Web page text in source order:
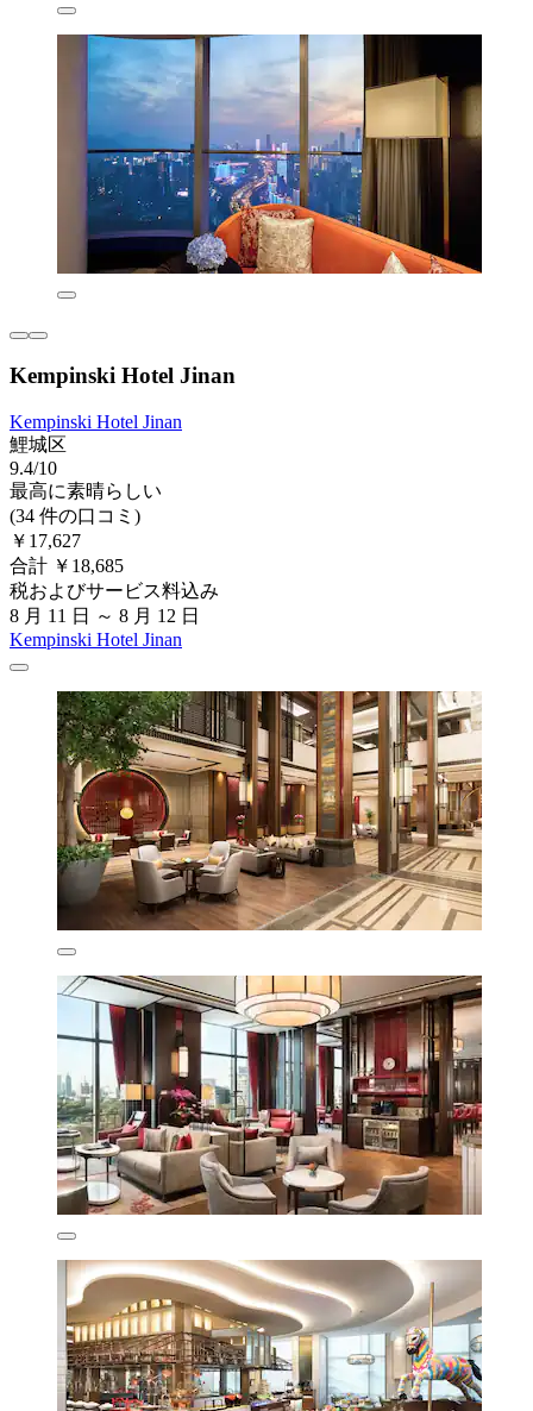
Kempinski Hotel Jinan
Kempinski Hotel Jinan
鯉城区
9.4/10
最高に素晴らしい
(34 件の口コミ)
￥17,627
合計 ￥18,685
税およびサービス料込み
8 月 11 日 ～ 8 月 12 日
Kempinski Hotel Jinan